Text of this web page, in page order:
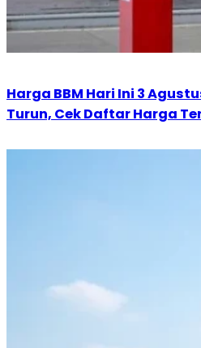
Harga BBM Hari Ini 3
Turun, Cek Daftar Harga